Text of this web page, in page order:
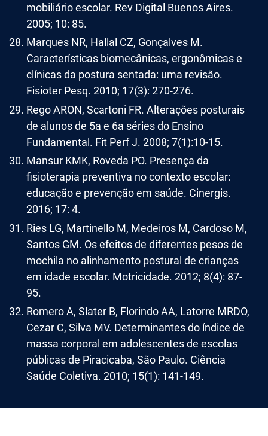
mobiliário escolar. Rev Digital Buenos Aires.
2005; 10: 85.
Marques NR, Hallal CZ, Gonçalves M.
Características biomecânicas, ergonômicas e
clínicas da postura sentada: uma revisão.
Fisioter Pesq. 2010; 17(3): 270-276.
Rego ARON, Scartoni FR. Alterações posturais
de alunos de 5a e 6a séries do Ensino
Fundamental. Fit Perf J. 2008; 7(1):10-15.
Mansur KMK, Roveda PO. Presença da
fisioterapia preventiva no contexto escolar:
educação e prevenção em saúde. Cinergis.
2016; 17: 4.
Ries LG, Martinello M, Medeiros M, Cardoso M,
Santos GM. Os efeitos de diferentes pesos de
mochila no alinhamento postural de crianças
em idade escolar. Motricidade. 2012; 8(4): 87-
95.
Romero A, Slater B, Florindo AA, Latorre MRDO,
Cezar C, Silva MV. Determinantes do índice de
massa corporal em adolescentes de escolas
públicas de Piracicaba, São Paulo. Ciência
Saúde Coletiva. 2010; 15(1): 141-149.